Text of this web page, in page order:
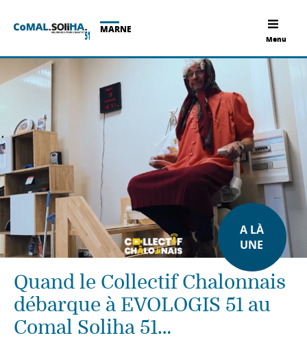
Menu
MARNE
A LÀ
UNE
Quand le Collectif Chalonnais
débarque à EVOLOGIS 51 au
Comal Soliha 51…